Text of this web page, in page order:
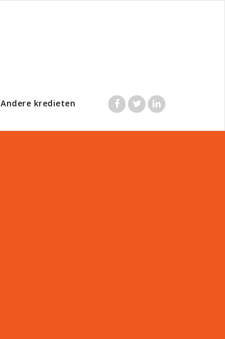
Andere kredieten